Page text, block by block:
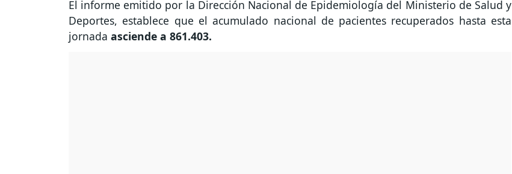
El informe emitido por la Dirección Nacional de Epidemiología del Ministerio de Salud y
Deportes, establece que el acumulado nacional de pacientes recuperados hasta esta
jornada asciende a 861.403.